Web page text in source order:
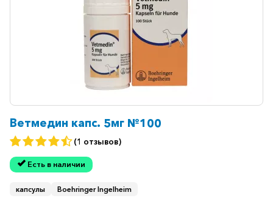
Ветмедин капс. 5мг №100
(1 отзывов)
Есть в наличии
капсулы Boehringer Ingelheim